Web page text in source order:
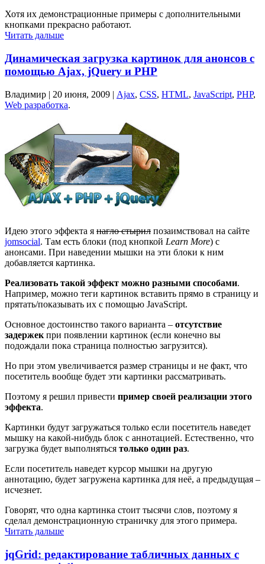
Хотя их демонстрационные примеры с дополнительными
кнопками прекрасно работают.
Читать дальше
Динамическая загрузка картинок для анонсов с
помощью Ajax, jQuery и PHP
Владимир | 20 июня, 2009 | Ajax, CSS, HTML, JavaScript, PHP,
Web разработка.
Идею этого эффекта я нагло стырил позаимствовал на сайте
jomsocial. Там есть блоки (под кнопкой Learn More) с
анонсами. При наведении мышки на эти блоки к ним
добавляется картинка.
Реализовать такой эффект можно разными способами.
Например, можно теги картинок вставить прямо в страницу и
прятать/показывать их с помощью JavaScript.
Основное достоинство такого варианта – отсутствие
задержек при появлении картинок (если конечно вы
подождали пока страница полностью загрузится).
Но при этом увеличивается размер страницы и не факт, что
посетитель вообще будет эти картинки рассматривать.
Поэтому я решил привести пример своей реализации этого
эффекта.
Картинки будут загружаться только если посетитель наведет
мышку на какой-нибудь блок с аннотацией. Естественно, что
загрузка будет выполняться только один раз.
Если посетитель наведет курсор мышки на другую
аннотацию, будет загружена картинка для неё, а предыдущая –
исчезнет.
Говорят, что одна картинка стоит тысячи слов, поэтому я
сделал демонстрационную страничку для этого примера.
Читать дальше
jqGrid: редактирование табличных данных с